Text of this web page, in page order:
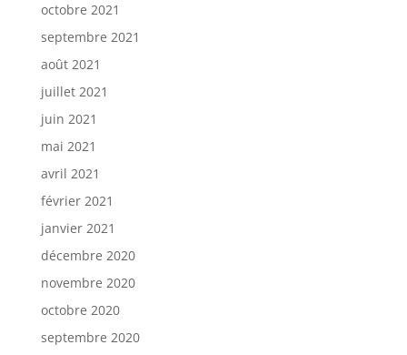
octobre 2021
septembre 2021
août 2021
juillet 2021
juin 2021
mai 2021
avril 2021
février 2021
janvier 2021
décembre 2020
novembre 2020
octobre 2020
septembre 2020